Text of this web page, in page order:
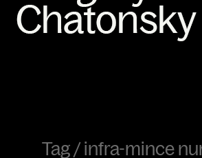
Tag /infra-mince